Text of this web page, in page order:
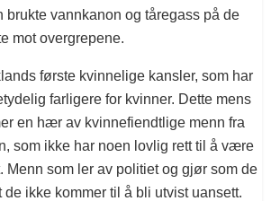
brukte vannkanon og tåregass på de
mot overgrepene.
første kvinnelige kansler, som har
farligere for kvinner. Dette mens
en hær av kvinnefiendtlige menn fra
som ikke har noen lovlig rett til å være
Menn som ler av politiet og gjør som de
de ikke kommer til å bli utvist uansett.